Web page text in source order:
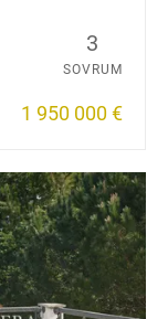
3
SOVRUM
1 950 000 €